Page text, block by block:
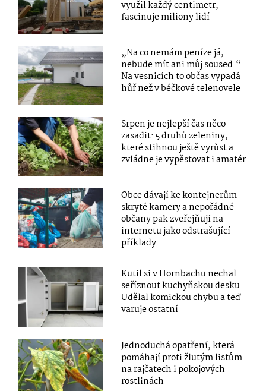
využil každý centimetr,
fascinuje miliony lidí
„Na co nemám peníze já,
nebude mít ani můj soused.“
Na vesnicích to občas vypadá
hůř než v béčkové telenovele
Srpen je nejlepší čas něco
zasadit: 5 druhů zeleniny,
které stihnou ještě vyrůst a
zvládne je vypěstovat i amatér
Obce dávají ke kontejnerům
skryté kamery a nepořádné
občany pak zveřejňují na
internetu jako odstrašující
příklady
Kutil si v Hornbachu nechal
seříznout kuchyňskou desku.
Udělal komickou chybu a teď
varuje ostatní
Jednoduchá opatření, která
pomáhají proti žlutým listům
na rajčatech i pokojových
rostlinách